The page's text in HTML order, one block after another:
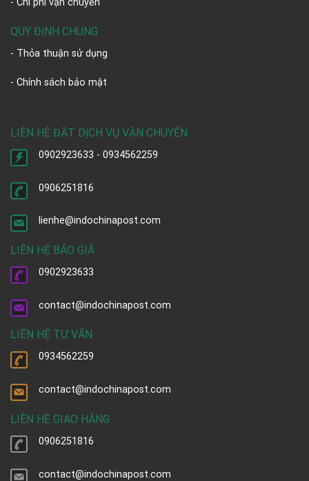
QUY ĐỊNH CHUNG
- Thỏa thuận sử dụng
- Chính sách bảo mật
LIÊN HỆ ĐẶT DỊCH VỤ VẬN CHUYỂN
0902923633 - 0934562259
0906251816
lienhe@indochinapost.com
LIÊN HỆ BÁO GIÁ
0902923633
contact@indochinapost.com
LIÊN HỆ TƯ VẤN
0934562259
contact@indochinapost.com
LIÊN HỆ GIAO HÀNG
0906251816
contact@indochinapost.com